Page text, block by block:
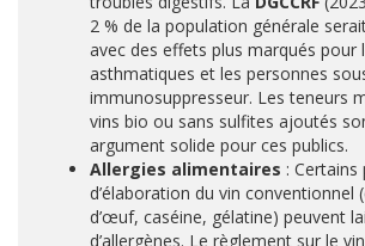
2 % de la population générale
avec des effets plus marqués pour
asthmatiques et les personnes
immunosuppresseur. Les teneurs
vins bio ou sans sulfites ajoutés
argument solide pour ces publics.
Allergies alimentaires : Certains
d’élaboration du vin conventionnel
d’œuf, caséine, gélatine) peuvent
d’allergènes. Le règlement sur le